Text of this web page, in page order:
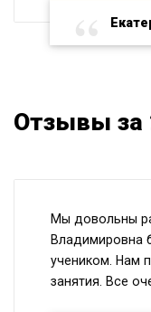
Отзывы за
Мы довольны
Владимировна
учеником. Нам
занятия. Все